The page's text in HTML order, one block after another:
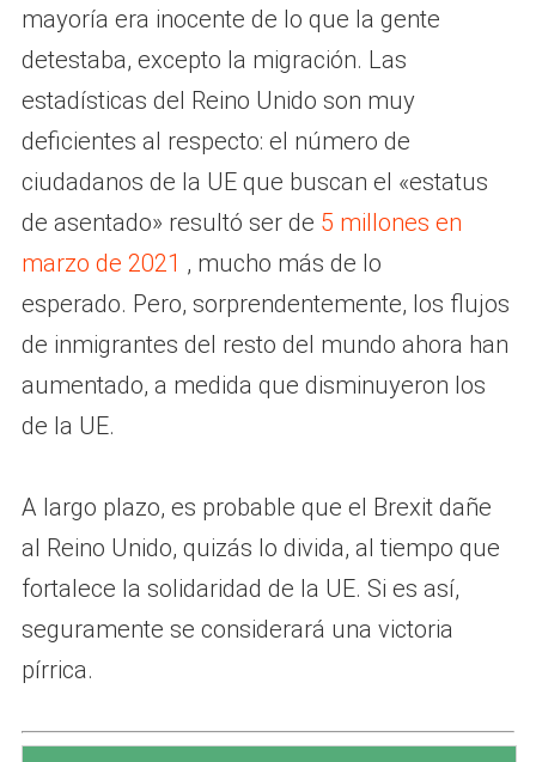
mayoría era inocente de lo que la gente
detestaba, excepto la migración. Las
estadísticas del Reino Unido son muy
deficientes al respecto: el número de
ciudadanos de la UE que buscan el «estatus
de asentado» resultó ser de 5 millones en
marzo de 2021 , mucho más de lo
esperado. Pero, sorprendentemente, los flujos
de inmigrantes del resto del mundo ahora han
aumentado, a medida que disminuyeron los
de la UE.
A largo plazo, es probable que el Brexit dañe
al Reino Unido, quizás lo divida, al tiempo que
fortalece la solidaridad de la UE. Si es así,
seguramente se considerará una victoria
pírrica.